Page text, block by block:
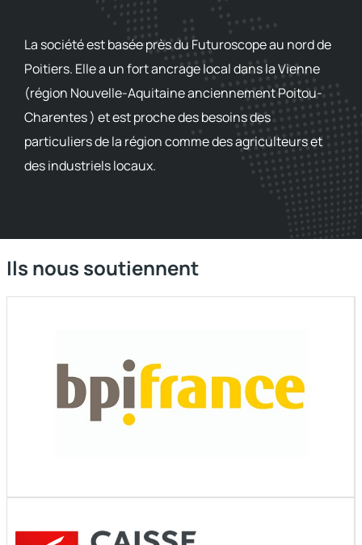
La société est basée près du Futuroscope au nord de
Poitiers. Elle a un fort ancrage local dans la Vienne
(région Nouvelle-Aquitaine anciennement Poitou-
Charentes ) et est proche des besoins des
particuliers de la région comme des agriculteurs et
des industriels locaux.
Ils nous soutiennent